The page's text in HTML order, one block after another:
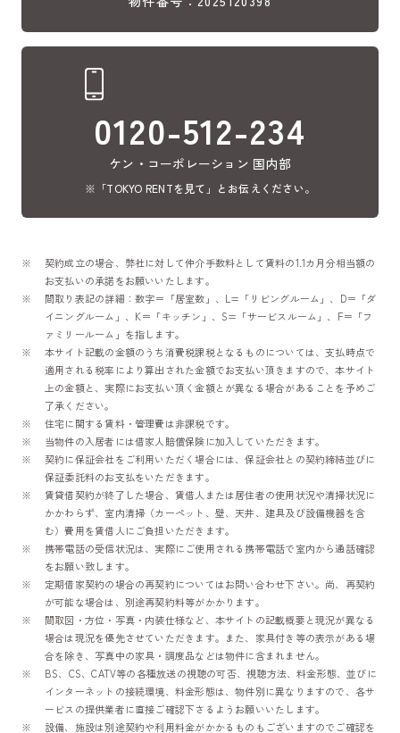
0120-512-234
ケン・コーポレーション 国内部
※「TOKYO RENTを見て」とお伝えください。
契約成立の場合、弊社に対して仲介手数料として賃料の1.1カ月分相当額の
お支払いの承諾をお願いいたします。
間取り表記の詳細：数字＝「居室数」、L=「リビングルーム」、D＝「ダ
イニングルーム」、K＝「キッチン」、S=「サービスルーム」、F＝「フ
ァミリールーム」を指します。
本サイト記載の金額のうち消費税課税となるものについては、支払時点で
適用される税率により算出された金額でお支払い頂きますので、本サイト
上の金額と、実際にお支払い頂く金額とが異なる場合があることを予めご
了承ください。
住宅に関する賃料・管理費は非課税です。
当物件の入居者には借家人賠償保険に加入していただきます。
契約に保証会社をご利用いただく場合には、保証会社との契約締結並びに
保証委託料のお支払をいただきます。
賃貸借契約が終了した場合、賃借人または居住者の使用状況や清掃状況に
かかわらず、室内清掃（カーペット、壁、天井、建具及び設備機器を含
む）費用を賃借人にご負担いただきます。
携帯電話の受信状況は、実際にご使用される携帯電話で室内から通話確認
をお願い致します。
定期借家契約の場合の再契約についてはお問い合わせ下さい。尚、再契約
が可能な場合は、別途再契約料等がかかります。
間取図・方位・写真・内装仕様など、本サイトの記載概要と現況が異なる
場合は現況を優先させていただきます。また、家具付き等の表示がある場
合を除き、写真中の家具・調度品などは物件に含まれません。
BS、CS、CATV等の各種放送の視聴の可否、視聴方法、料金形態、並びに
インターネットの接続環境、料金形態は、物件別に異なりますので、各サ
ービスの提供業者に直接ご確認下さるようお願いいたします。
設備、施設は別途契約や利用料金がかかるものもございますのでご確認を